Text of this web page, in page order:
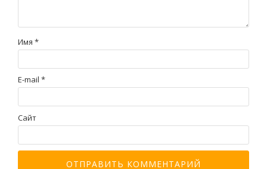
Имя *
E-mail *
Сайт